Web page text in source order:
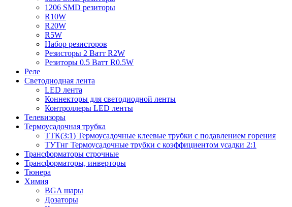
1206 SMD резиторы
R10W
R20W
R5W
Набор резисторов
Резисторы 2 Ватт R2W
Резиторы 0.5 Ватт R0.5W
Реле
Светодиодная лента
LED лента
Коннекторы для светодиодной ленты
Контроллеры LED ленты
Телевизоры
Термоусадочная трубка
ТТК(3:1) Термоусадочные клеевые трубки с подавлением горения
ТУТнг Термоусадочные трубки с коэффициентом усадки 2:1
Трансформаторы строчные
Трансформаторы, инверторы
Тюнера
Химия
BGA шары
Дозаторы